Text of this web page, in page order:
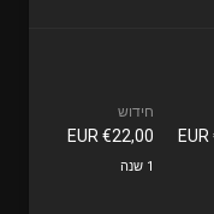
חידוש
€22,00 EUR
1 שנה